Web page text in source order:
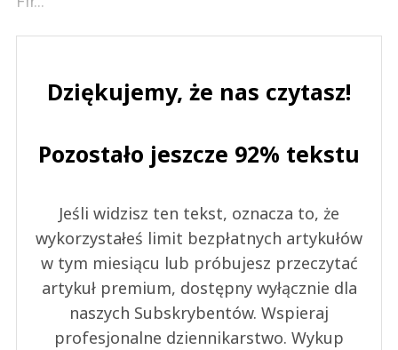
Dziękujemy, że nas czytasz!
Pozostało jeszcze 92% tekstu
Jeśli widzisz ten tekst, oznacza to, że
wykorzystałeś limit bezpłatnych artykułów
w tym miesiącu lub próbujesz przeczytać
artykuł premium, dostępny wyłącznie dla
naszych Subskrybentów. Wspieraj
profesjonalne dziennikarstwo. Wykup